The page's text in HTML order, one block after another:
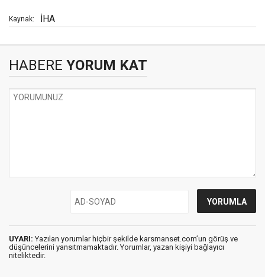
Kaynak: İHA
HABERE YORUM KAT
UYARI: Yazılan yorumlar hiçbir şekilde karsmanset.com’un görüş ve
düşüncelerini yansıtmamaktadır. Yorumlar, yazan kişiyi bağlayıcı
niteliktedir.